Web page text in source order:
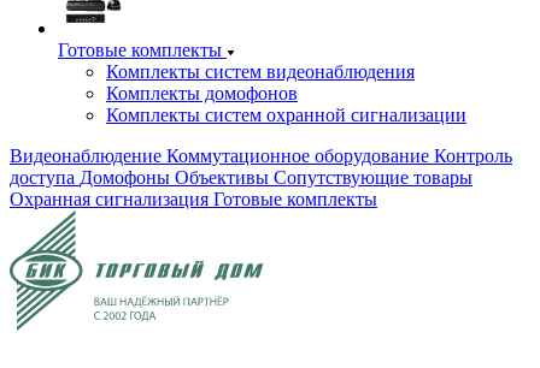
Готовые комплекты
Комплекты систем видеонаблюдения
Комплекты домофонов
Комплекты систем охранной сигнализации
Видеонаблюдение Коммутационное оборудование Контроль
доступа Домофоны Объективы Сопутствующие товары
Охранная сигнализация Готовые комплекты